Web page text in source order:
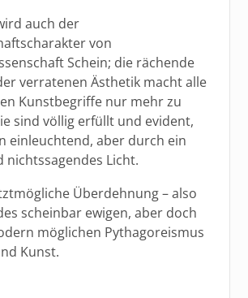
auch der
von
Schein; die rächende
verratenen Ästhetik macht alle
Kunstbegriffe nur mehr zu
sind völlig erfüllt und evident,
einleuchtend, aber durch ein
nichtssagendes Licht.
Überdehnung – also
scheinbar ewigen, aber doch
möglichen Pythagoreismus
Kunst.